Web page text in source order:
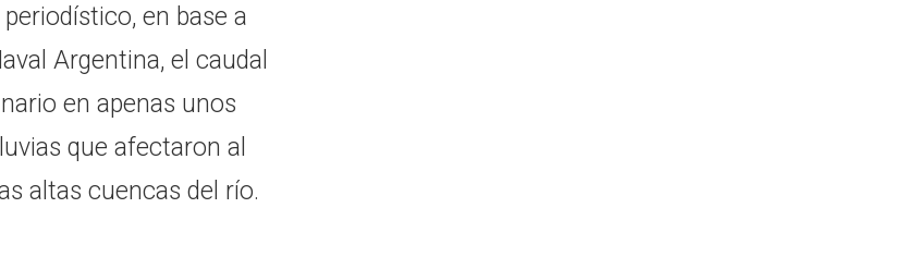
en base a
Argentina, el caudal
en apenas unos
que afectaron al
altas cuencas del río.